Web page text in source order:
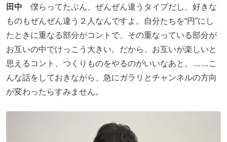
田中 僕らってたぶん、ぜんぜん違うタイプだし、好きな
ものもぜんぜん違う２人なんですよ。自分たちを“円”にし
たときに重なる部分がコントで、その重なっている部分が
お互いの中でけっこう大きい。だから、お互いが楽しいと
思えるコント、つくりものをやるのがいいなあと。……こ
んな話をしておきながら、急にガラリとチャンネルの方向
が変わったらすみません。